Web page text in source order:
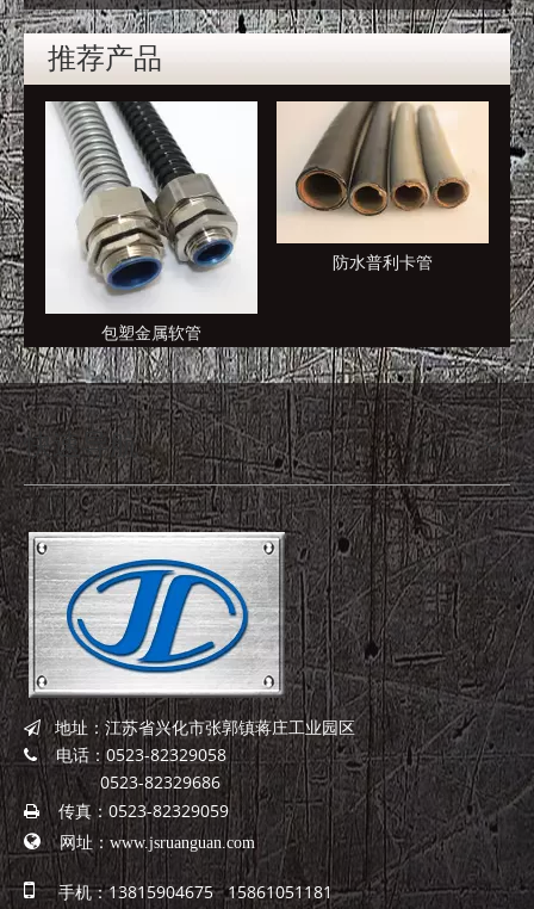
推荐产品
包塑金属软管
防水普利卡管
快速导航
地址：江苏省兴化市张郭镇蒋庄工业园区
电话：0523-82329058
0523-82329686
传真：0523-82329059
 网址：www.jsruanguan.com
 手机：13815904675 15861051181